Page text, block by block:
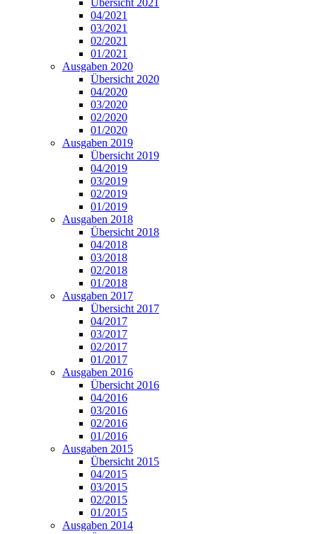
Übersicht 2021
04/2021
03/2021
02/2021
01/2021
Ausgaben 2020
Übersicht 2020
04/2020
03/2020
02/2020
01/2020
Ausgaben 2019
Übersicht 2019
04/2019
03/2019
02/2019
01/2019
Ausgaben 2018
Übersicht 2018
04/2018
03/2018
02/2018
01/2018
Ausgaben 2017
Übersicht 2017
04/2017
03/2017
02/2017
01/2017
Ausgaben 2016
Übersicht 2016
04/2016
03/2016
02/2016
01/2016
Ausgaben 2015
Übersicht 2015
04/2015
03/2015
02/2015
01/2015
Ausgaben 2014